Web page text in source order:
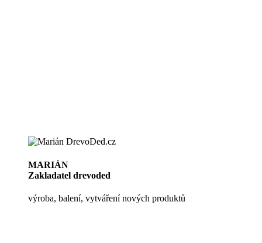
MARIÁN
Zakladatel drevoded
výroba, balení, vytváření nových produktů